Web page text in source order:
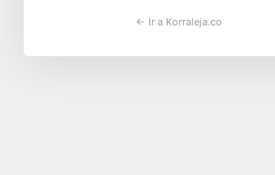
← Ir a Korraleja.co